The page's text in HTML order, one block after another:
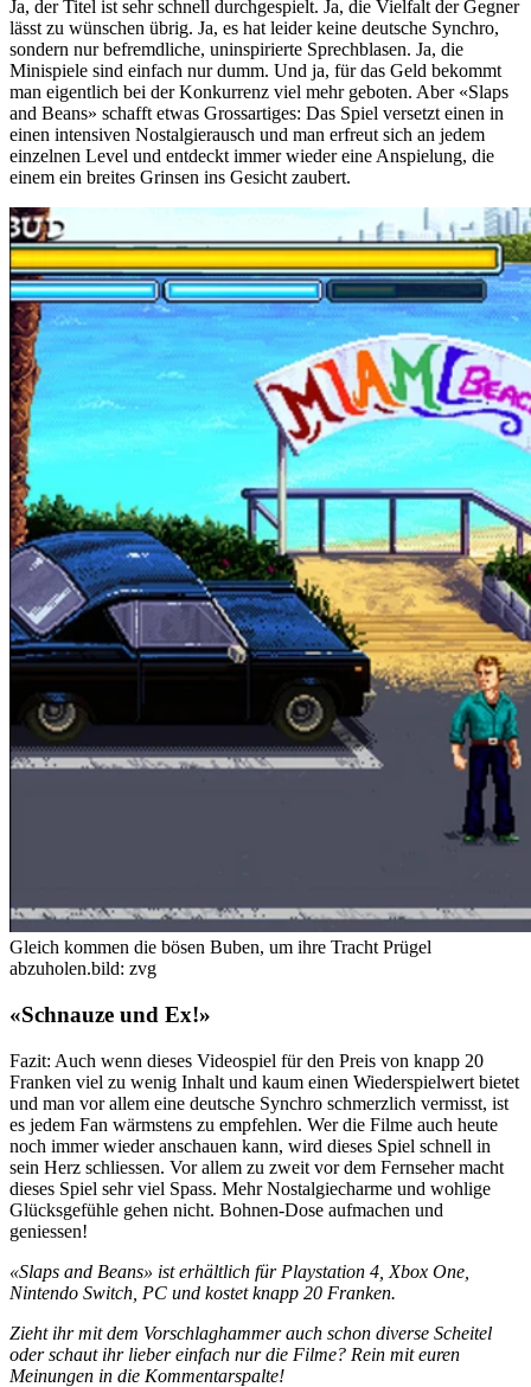
Ja, der Titel ist sehr schnell durchgespielt. Ja, die Vielfalt der Gegner
lässt zu wünschen übrig. Ja, es hat leider keine deutsche Synchro,
sondern nur befremdliche, uninspirierte Sprechblasen. Ja, die
Minispiele sind einfach nur dumm. Und ja, für das Geld bekommt
man eigentlich bei der Konkurrenz viel mehr geboten. Aber «Slaps
and Beans» schafft etwas Grossartiges: Das Spiel versetzt einen in
einen intensiven Nostalgierausch und man erfreut sich an jedem
einzelnen Level und entdeckt immer wieder eine Anspielung, die
einem ein breites Grinsen ins Gesicht zaubert.
Gleich kommen die bösen Buben, um ihre Tracht Prügel
abzuholen.bild: zvg
«Schnauze und Ex!»
Fazit: Auch wenn dieses Videospiel für den Preis von knapp 20
Franken viel zu wenig Inhalt und kaum einen Wiederspielwert bietet
und man vor allem eine deutsche Synchro schmerzlich vermisst, ist
es jedem Fan wärmstens zu empfehlen. Wer die Filme auch heute
noch immer wieder anschauen kann, wird dieses Spiel schnell in
sein Herz schliessen. Vor allem zu zweit vor dem Fernseher macht
dieses Spiel sehr viel Spass. Mehr Nostalgiecharme und wohlige
Glücksgefühle gehen nicht. Bohnen-Dose aufmachen und
geniessen!
«Slaps and Beans» ist erhältlich für Playstation 4, Xbox One,
Nintendo Switch, PC und kostet knapp 20 Franken.
Zieht ihr mit dem Vorschlaghammer auch schon diverse Scheitel
oder schaut ihr lieber einfach nur die Filme? Rein mit euren
Meinungen in die Kommentarspalte!